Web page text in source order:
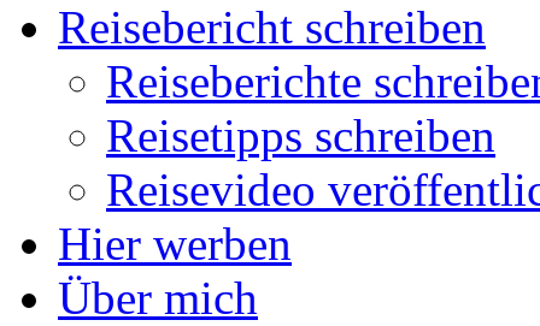
Reisebericht schreiben
Reiseberichte
Reisetipps schreiben
Reisevideo
Hier werben
Über mich